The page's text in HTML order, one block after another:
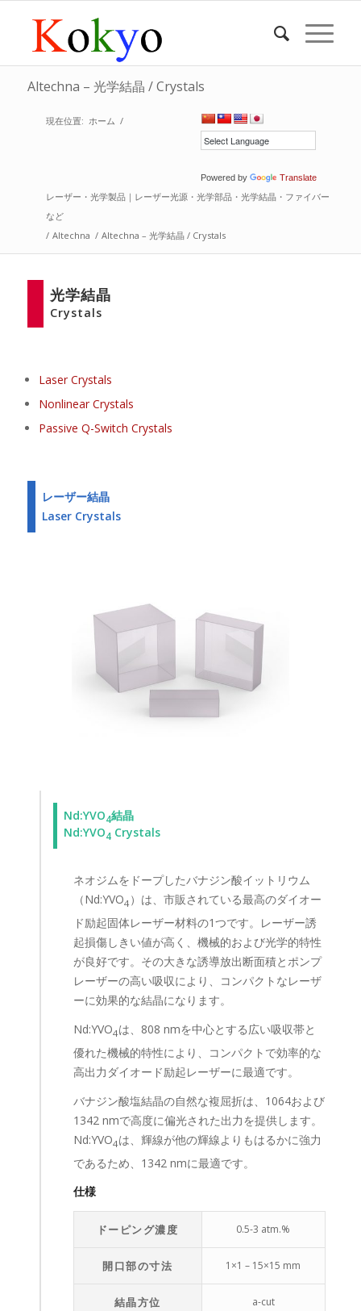
Altechna – 光学結晶 / Crystals
Powered by Translate
現在位置: ホーム /
レーザー・光学製品｜レーザー光源・光学部品・光学結晶・ファイバー
など
/ Altechna / Altechna – 光学結晶 / Crystals
光学結晶
Crystals
Laser Crystals
Nonlinear Crystals
Passive Q-Switch Crystals
レーザー結晶
Laser Crystals
Nd:YVO4結晶
Nd:YVO4 Crystals
ネオジムをドープしたバナジン酸イットリウム
（Nd:YVO4）は、市販されている最高のダイオー
ド励起固体レーザー材料の1つです。レーザー誘
起損傷しきい値が高く、機械的および光学的特性
が良好です。その大きな誘導放出断面積とポンプ
レーザーの高い吸収により、コンパクトなレーザ
ーに効果的な結晶になります。
Nd:YVO4は、808 nmを中心とする広い吸収帯と
優れた機械的特性により、コンパクトで効率的な
高出力ダイオード励起レーザーに最適です。
バナジン酸塩結晶の自然な複屈折は、1064および
1342 nmで高度に偏光された出力を提供します。
Nd:YVO4は、輝線が他の輝線よりもはるかに強力
であるため、1342 nmに最適です。
仕様
ドーピング濃度 0.5-3 atm.%
開口部の寸法 1×1 – 15×15 mm
結晶方位 a-cut